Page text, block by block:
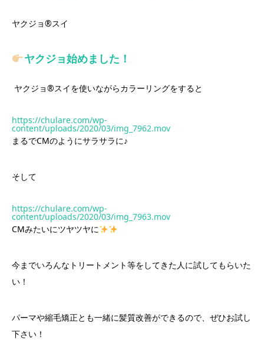
ヤクジョ®︎スイ
ヤクジョ始めました！
ヤクジョ®︎スイを使いながらカラーリングをすると
https://chulare.com/wp-
content/uploads/2020/03/img_7962.mov
まるでCMのようにサラサラに♪
そして
https://chulare.com/wp-
content/uploads/2020/03/img_7963.mov
CMみたいにツヤツヤに
今までいろんなトリートメント等をしてきた人に試してもらいた
い！
パーマや縮毛矯正とも一緒に髪質改善ができるので、ぜひお試し
下さい！